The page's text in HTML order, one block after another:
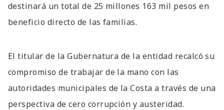
destinará un total de 25 millones 163 mil pesos en
beneficio directo de las familias.
El titular de la Gubernatura de la entidad recalcó su
compromiso de trabajar de la mano con las
autoridades municipales de la Costa a través de una
perspectiva de cero corrupción y austeridad.